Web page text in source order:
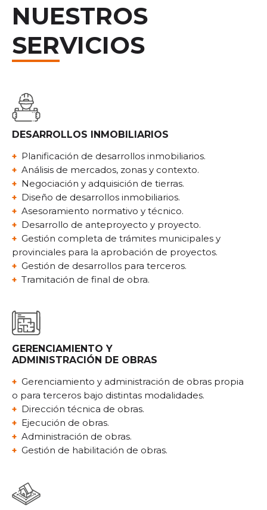
NUESTROS
SERVICIOS
DESARROLLOS INMOBILIARIOS
Planificación de desarrollos inmobiliarios.
Análisis de mercados, zonas y contexto.
Negociación y adquisición de tierras.
Diseño de desarrollos inmobiliarios.
Asesoramiento normativo y técnico.
Desarrollo de anteproyecto y proyecto.
Gestión completa de trámites municipales y
provinciales para la aprobación de proyectos.
Gestión de desarrollos para terceros.
Tramitación de final de obra.
GERENCIAMIENTO Y
ADMINISTRACIÓN DE OBRAS
Gerenciamiento y administración de obras propia
o para terceros bajo distintas modalidades.
Dirección técnica de obras.
Ejecución de obras.
Administración de obras.
Gestión de habilitación de obras.